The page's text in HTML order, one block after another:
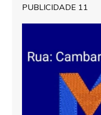
PUBLICIDADE 11